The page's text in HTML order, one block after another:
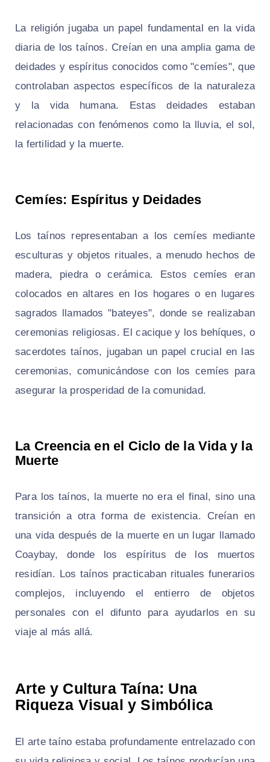
La religión jugaba un papel fundamental en la vida
diaria de los taínos. Creían en una amplia gama de
deidades y espíritus conocidos como "cemíes", que
controlaban aspectos específicos de la naturaleza
y la vida humana. Estas deidades estaban
relacionadas con fenómenos como la lluvia, el sol,
la fertilidad y la muerte.
Cemíes: Espíritus y Deidades
Los taínos representaban a los cemíes mediante
esculturas y objetos rituales, a menudo hechos de
madera, piedra o cerámica. Estos cemíes eran
colocados en altares en los hogares o en lugares
sagrados llamados "bateyes", donde se realizaban
ceremonias religiosas. El cacique y los behíques, o
sacerdotes taínos, jugaban un papel crucial en las
ceremonias, comunicándose con los cemíes para
asegurar la prosperidad de la comunidad.
La Creencia en el Ciclo de la Vida y la
Muerte
Para los taínos, la muerte no era el final, sino una
transición a otra forma de existencia. Creían en
una vida después de la muerte en un lugar llamado
Coaybay, donde los espíritus de los muertos
residían. Los taínos practicaban rituales funerarios
complejos, incluyendo el entierro de objetos
personales con el difunto para ayudarlos en su
viaje al más allá.
Arte y Cultura Taína: Una
Riqueza Visual y Simbólica
El arte taíno estaba profundamente entrelazado con